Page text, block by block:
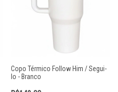
Copo Térmico Follow Him / Segui-
lo - Branco